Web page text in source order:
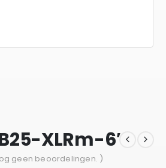
XLRm-6′
geen beoordelingen. )